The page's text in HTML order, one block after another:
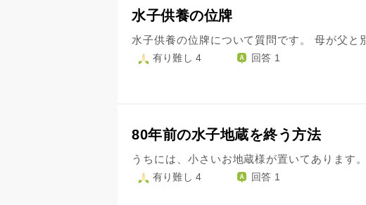
水子供養の位牌
有り難し 4 回答 1
80年前の水子地蔵を終う方法
有り難し 4 回答 1